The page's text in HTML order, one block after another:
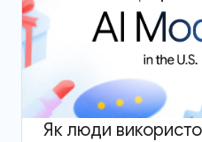
Як люди